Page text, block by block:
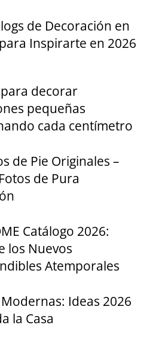
de Decoración en
Inspirarte en 2026
decorar
pequeñas
cada centímetro
de Pie Originales –
de Pura
Catálogo 2026:
los Nuevos
Atemporales
Ideas 2026
la Casa